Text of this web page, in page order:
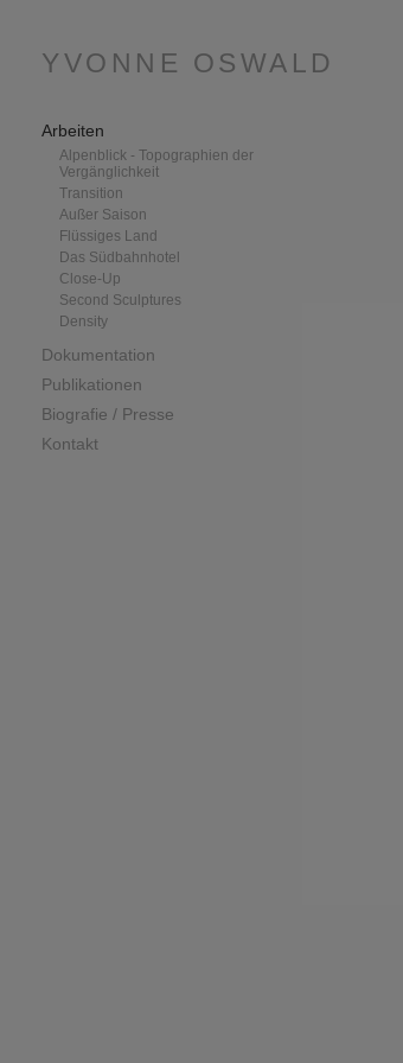
YVONNE OSWALD
Arbeiten
Alpenblick - Topographien der
Vergänglichkeit
Transition
Außer Saison
Flüssiges Land
Das Südbahnhotel
Close-Up
Second Sculptures
Density
Dokumentation
Publikationen
Biografie / Presse
Kontakt